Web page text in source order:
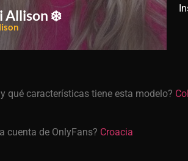
Allison ❄️
qué características tiene esta modelo?
cuenta de OnlyFans? Croacia